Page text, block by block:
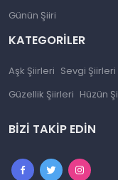
Günün Şiiri
KATEGORILER
Aşk Şiirleri Sevgi Şiirleri
Güzellik Şiirleri Hüzün
BIZI TAKIP EDIN